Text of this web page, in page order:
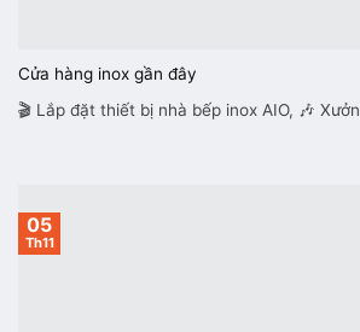
Cửa hàng inox gần đây
🎬 Lắp đặt thiết bị nhà bếp inox AIO, 🎶
05
Th11